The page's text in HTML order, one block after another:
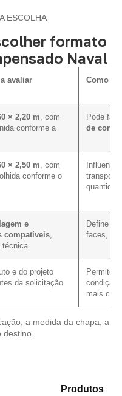
ESCOLHA
formato
Naval
avaliar Como
× 2,20 m , com
conforme a
Pode
de corte
× 2,50 m , com
conforme o
e
compatíveis
Define
faces,
e do projeto
da solicitação
Permite
condição
mais
a medida da chapa, a
Produtose